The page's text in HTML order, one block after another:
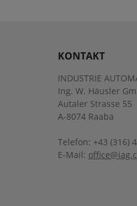
KONTAKT
INDUSTRIE
Ing. W. Häusler
Autaler Strasse 55
A-8074 Raaba
Telefon: +43 (316)
E-Mail: